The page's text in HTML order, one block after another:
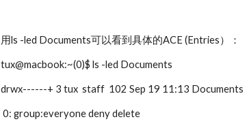
用ls -led Documents可以看到具体的ACE (Entries）：
tux@macbook:~(0)$ ls -led Documents
drwx------+ 3 tux staff 102 Sep 19 11:13 Documents
0: group:everyone deny delete